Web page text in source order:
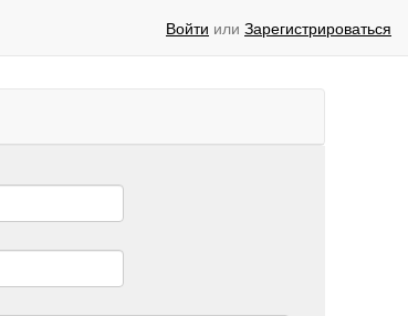
Войти или Зарегистрироваться